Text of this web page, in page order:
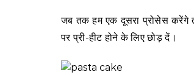
जब तक हम एक दूसरा प्रोसेस करेंगे
पर प्री-हीट होने के लिए छोड़ दें।